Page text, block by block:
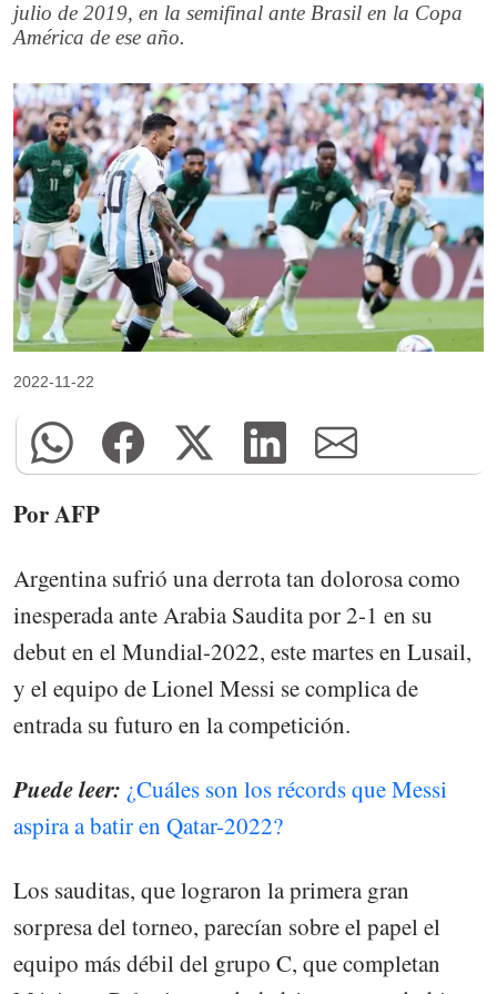
julio de 2019, en la semifinal ante Brasil en la Copa
América de ese año.
2022-11-22
Por AFP
Argentina sufrió una derrota tan dolorosa como
inesperada ante Arabia Saudita por 2-1 en su
debut en el Mundial-2022, este martes en Lusail,
y el equipo de Lionel Messi se complica de
entrada su futuro en la competición.
Puede leer: ¿Cuáles son los récords que Messi
aspira a batir en Qatar-2022?
Los sauditas, que lograron la primera gran
sorpresa del torneo, parecían sobre el papel el
equipo más débil del grupo C, que completan